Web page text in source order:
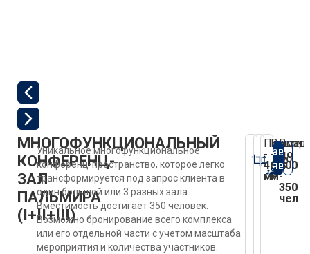
МНОГОФУНКЦИОНАЛЬНЫЙ
КОНФЕРЕНЦ-
ЗАЛ
ПАЛЬМИРА
(I+II+III)
Уникальное многофункциональное
конференц-пространство, которое легко
трансформируется под запрос клиента в
один большой или 3 разных зала.
Вместимость достигает 350 человек.
Возможно бронирование всего комплекса
или его отдельной части с учетом масштаба
мероприятия и количества участников.
-
467
м²
Высота
-
2,8
м
до
200
-
350
чел
Оставить
заявку